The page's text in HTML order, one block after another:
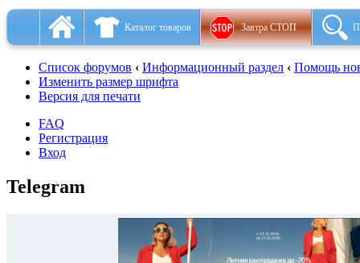
Каталог товаров Завтра СТОП
Список форумов ‹ Информационный раздел ‹ Помощь
Изменить размер шрифта
Версия для печати
FAQ
Регистрация
Вход
Telegram